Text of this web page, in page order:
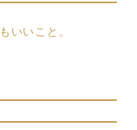
いいこと。